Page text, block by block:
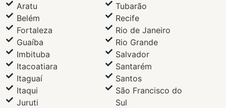
Aratu
Belém
Fortaleza
Guaíba
Imbituba
Itacoatiara
Itaguaí
Itaqui
Juruti
Tubarão
Recife
Rio de Janeiro
Rio Grande
Salvador
Santarém
Santos
São Francisco do
Sul